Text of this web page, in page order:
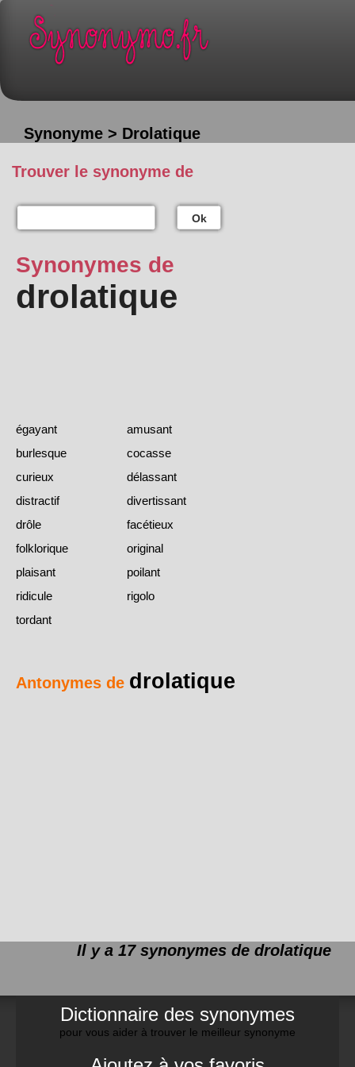
Synonyme > Drolatique
Trouver le synonyme de
Ok
Synonymes de
drolatique
égayant
amusant
burlesque
cocasse
curieux
délassant
distractif
divertissant
drôle
facétieux
folklorique
original
plaisant
poilant
ridicule
rigolo
tordant
Antonymes de drolatique
Il y a 17 synonymes de drolatique
Dictionnaire des synonymes
pour vous aider à trouver le meilleur synonyme